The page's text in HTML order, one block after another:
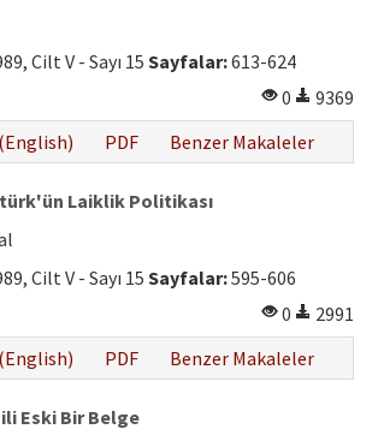
Cilt V - Sayı 15 Sayfalar:613-624
0
9369
PDF Benzer Makaleler
Laiklik Politikası
Cilt V - Sayı 15 Sayfalar:595-606
0
2991
PDF Benzer Makaleler
Eski Bir Belge